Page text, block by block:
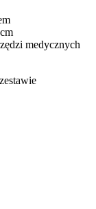
medycznych